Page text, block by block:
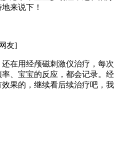
来说下！
友]
在用经颅磁刺激仪治疗，每次
、宝宝的反应，都会记录。经
果的，继续看后续治疗吧，我